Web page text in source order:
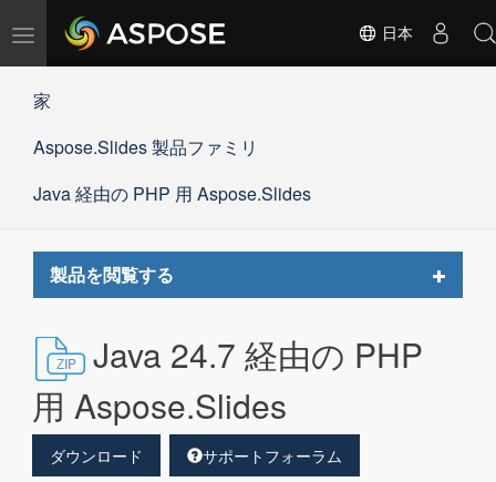
ナ
ー
ョ
日本
家
Aspose.Slides 製品ファミリ
Java 経由の PHP 用 Aspose.Slides
製品を閲覧する
Toggle
Java 24.7 経由の PHP
用 Aspose.Slides
ダウンロード サポートフォーラム